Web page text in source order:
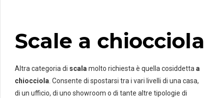
Scale a chiocciola
Altra categoria di scala molto richiesta è quella cosiddetta a
chiocciola . Consente di spostarsi tra i vari livelli di una casa,
di un ufficio, di uno showroom o di tante altre tipologie di